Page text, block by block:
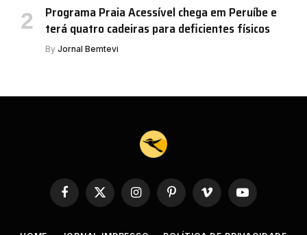
Programa Praia Acessível chega em Peruíbe e
terá quatro cadeiras para deficientes físicos
By Jornal Bemtevi
Facebook
X
InstagramPinterestVimeo YouTube